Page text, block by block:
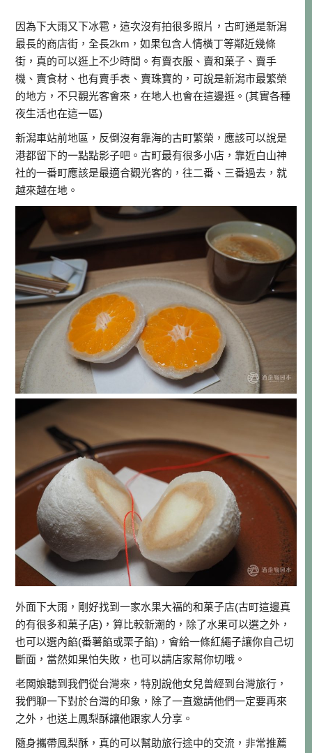
因為下大雨又下冰雹，這次沒有拍很多照片，古町通是新潟
最長的商店街，全長2km，如果包含人情橫丁等鄰近幾條
街，真的可以逛上不少時間。有賣衣服、賣和菓子、賣手
機、賣食材、也有賣手表、賣珠寶的，可說是新潟市最繁榮
的地方，不只觀光客會來，在地人也會在這邊逛。(其實各種
夜生活也在這一區)
新潟車站前地區，反倒沒有靠海的古町繁榮，應該可以說是
港都留下的一點點影子吧。古町最有很多小店，靠近白山神
社的一番町應該是最適合觀光客的，往二番、三番過去，就
越來越在地。
外面下大雨，剛好找到一家水果大福的和菓子店(古町這邊真
的有很多和菓子店)，算比較新潮的，除了水果可以選之外，
也可以選內餡(番薯餡或栗子餡)，會給一條紅繩子讓你自己切
斷面，當然如果怕失敗，也可以請店家幫你切哦。
老闆娘聽到我們從台灣來，特別說他女兒曾經到台灣旅行，
我們聊一下對於台灣的印象，除了一直邀請他們一定要再來
之外，也送上鳳梨酥讓他跟家人分享。
隨身攜帶鳳梨酥，真的可以幫助旅行途中的交流，非常推薦